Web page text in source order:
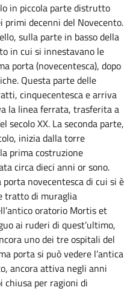
in piccola parte distrutto
primi decenni del Novecento.
sulla parte in basso della
in cui si innestavano le
porta (novecentesca), dopo
Questa parte delle
cinquecentesca e arriva
la linea ferrata, trasferita a
secolo XX. La seconda parte,
inizia dalla torre
prima costruzione
circa dieci anni or sono.
novecentesca di cui si è
tratto di muraglia
oratorio Mortis et
ai ruderi di quest’ultimo,
uno dei tre ospitali del
porta si può vedere l’antica
ancora attiva negli anni
chiusa per ragioni di